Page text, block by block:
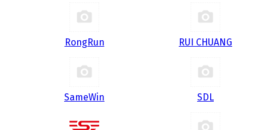
RongRun RUI CHUANG
SameWin SDL